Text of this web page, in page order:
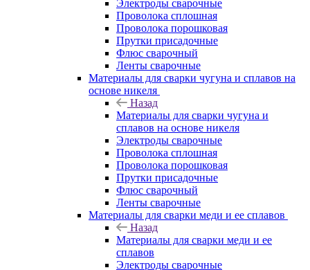
Электроды сварочные
Проволока сплошная
Проволока порошковая
Прутки присадочные
Флюс сварочный
Ленты сварочные
Материалы для сварки чугуна и сплавов на
основе никеля
Назад
Материалы для сварки чугуна и
сплавов на основе никеля
Электроды сварочные
Проволока сплошная
Проволока порошковая
Прутки присадочные
Флюс сварочный
Ленты сварочные
Материалы для сварки меди и ее сплавов
Назад
Материалы для сварки меди и ее
сплавов
Электроды сварочные